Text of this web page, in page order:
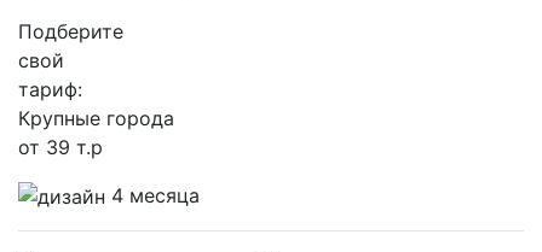
Подберите
свой
тариф:
Крупные города
от 39 т.р
4 месяца